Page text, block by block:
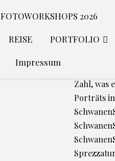
FOTOWORKSHOPS 2026
REISE PORTFOLIO
Impressum
Zahl, was
Porträts